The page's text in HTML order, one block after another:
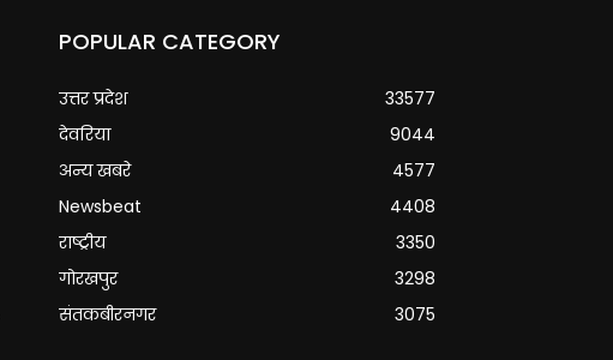
POPULAR CATEGORY
उत्तर प्रदेश
33577
देवरिया
9044
अन्य खबरे
4577
Newsbeat
4408
राष्ट्रीय
3350
गोरखपुर
3298
संतकबीरनगर
3075